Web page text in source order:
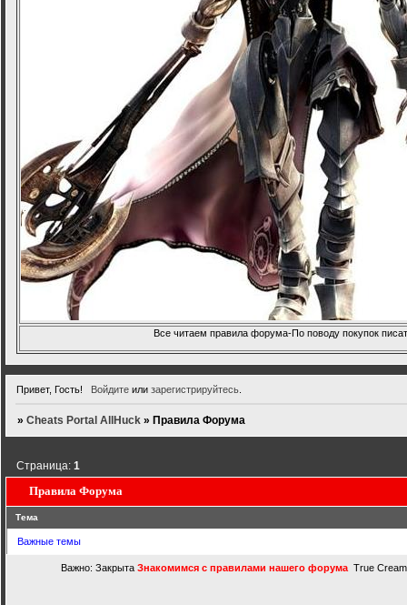
Все читаем правила форума-По поводу покупок
Привет, Гость! Войдитеили зарегистрируйтесь.
»Cheats Portal AllHuck » Правила Форума
Правила Форума
Страница:1
Тема
Важные темы
Важно: Закрыта Знакомимся с правилами нашего форума True Cream